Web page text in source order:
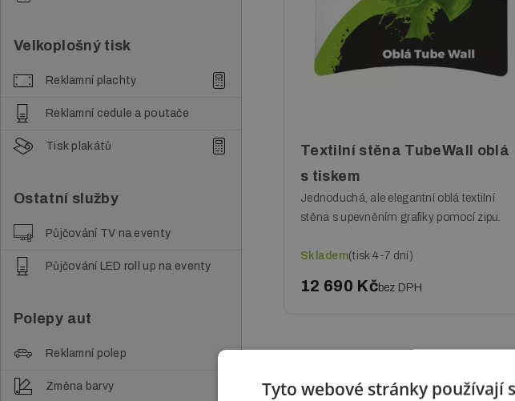
Velkoplošný tisk
Reklamní plachty
Reklamní cedule a poutače
Tisk plakátů
Ostatní služby
Půjčování TV na eventy
Půjčování LED roll up na eventy
Polepy aut
Reklamní polep
Změna barvy
Textilní stěna TubeWall oblá
s tiskem
Jednoduchá, ale elegantní oblá textilní
stěna s upevněním grafiky pomocí zipu.
Skladem(tisk 4-7 dní)
12 690 Kčbez DPH
Čím se textilní stěny liší od jiných
grafiky. Jak již název napovídá, tisk
Tyto webové stránky používají